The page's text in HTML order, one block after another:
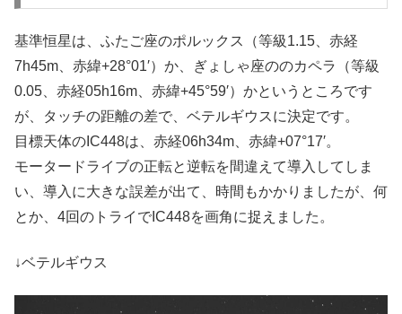
基準恒星は、ふたご座のポルックス（等級1.15、赤経
7h45m、赤緯+28°01′）か、ぎょしゃ座ののカペラ（等級
0.05、赤経05h16m、赤緯+45°59′）かというところです
が、タッチの距離の差で、ベテルギウスに決定です。
目標天体のIC448は、赤経06h34m、赤緯+07°17′。
モータードライブの正転と逆転を間違えて導入してしま
い、導入に大きな誤差が出て、時間もかかりましたが、何
とか、4回のトライでIC448を画角に捉えました。
↓ベテルギウス